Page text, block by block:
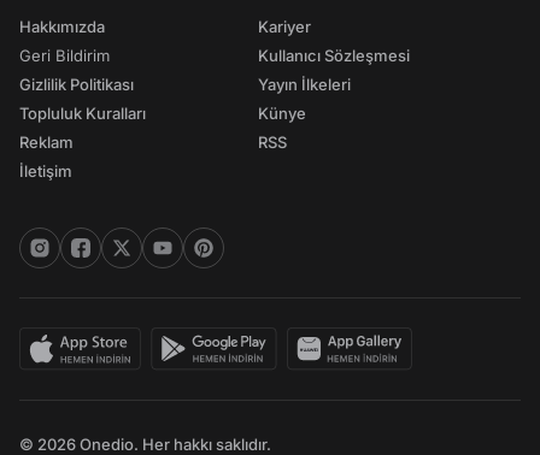
Hakkımızda
Geri Bildirim
Gizlilik Politikası
Topluluk Kuralları
Reklam
İletişim
Kariyer
Kullanıcı Sözleşmesi
Yayın İlkeleri
Künye
RSS
© 2026 Onedio. Her hakkı saklıdır.